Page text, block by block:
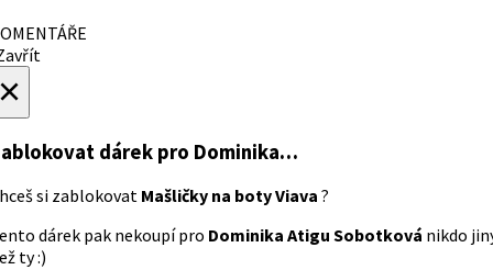
dárek pro Dominika…
si zablokovat Mašličky na boty Viava ?
dárek pak nekoupí pro Dominika Atigu Sobotková nikdo
ty :)